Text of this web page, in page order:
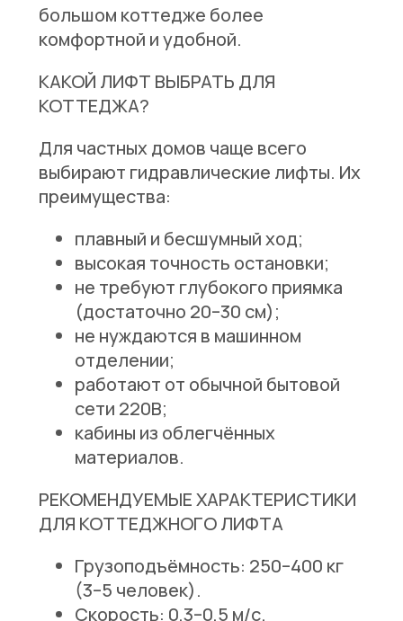
большом коттедже более
комфортной и удобной.
КАКОЙ ЛИФТ ВЫБРАТЬ ДЛЯ
КОТТЕДЖА?
Для частных домов чаще всего
выбирают гидравлические лифты. Их
преимущества:
плавный и бесшумный ход;
высокая точность остановки;
не требуют глубокого приямка
(достаточно 20–30 см);
не нуждаются в машинном
отделении;
работают от обычной бытовой
сети 220В;
кабины из облегчённых
материалов.
РЕКОМЕНДУЕМЫЕ ХАРАКТЕРИСТИКИ
ДЛЯ КОТТЕДЖНОГО ЛИФТА
Грузоподъёмность: 250–400 кг
(3–5 человек).
Скорость: 0,3–0,5 м/с.